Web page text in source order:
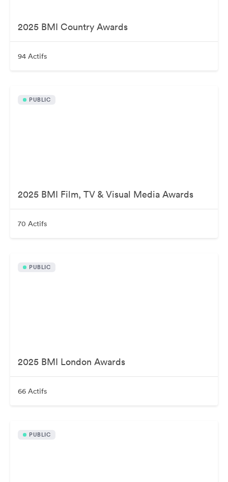
2025 BMI Country Awards
94 Actifs
PUBLIC
2025 BMI Film, TV & Visual Media Awards
70 Actifs
PUBLIC
2025 BMI London Awards
66 Actifs
PUBLIC